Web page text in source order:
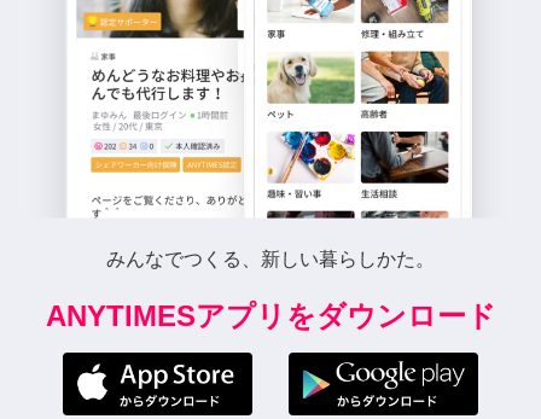
みんなでつくる、新しい暮らしかた。
ANYTIMESアプリをダウンロード